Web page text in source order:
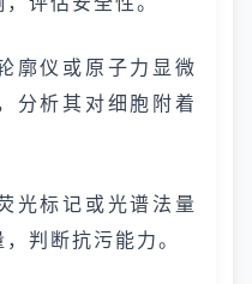
廓仪或原子力显微
分析其对细胞附着
光标记或光谱法量
判断抗污能力。